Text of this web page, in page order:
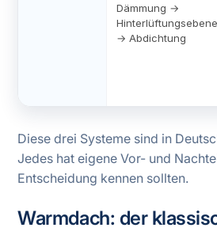
Dämmung →
Hinterlüftungsebene
→ Abdichtung
Diese drei Systeme sind in
Jedes hat eigene Vor- und
Entscheidung kennen sollten.
Warmdach: der